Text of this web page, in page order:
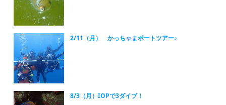
2/11（月） かっちゃまボートツアー♪
8/3（月）IOPで3ダイブ！